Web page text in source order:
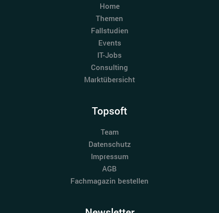
Home
Themen
Fallstudien
Events
IT-Jobs
Consulting
Marktübersicht
Topsoft
Team
Datenschutz
Impressum
AGB
Fachmagazin bestellen